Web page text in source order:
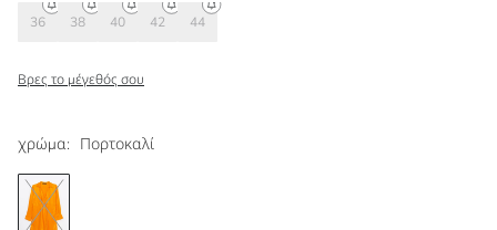
χρώμα: Πορτοκαλί
36 38 40 42 44
Βρες το μέγεθός σου